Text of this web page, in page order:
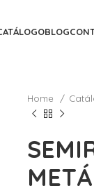
BLOG
Home